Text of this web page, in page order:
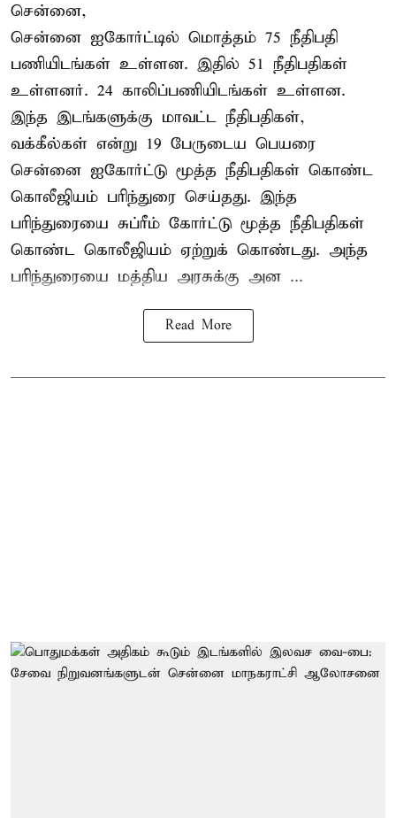
சென்னை,
சென்னை ஐகோர்ட்டில் மொத்தம் 75 நீதிபதி
பணியிடங்கள் உள்ளன. இதில் 51 நீதிபதிகள்
உள்ளனர். 24 காலிப்பணியிடங்கள் உள்ளன.
இந்த இடங்களுக்கு மாவட்ட நீதிபதிகள்,
வக்கீல்கள் என்று 19 பேருடைய பெயரை
சென்னை ஐகோர்ட்டு மூத்த நீதிபதிகள் கொண்ட
கொலீஜியம் பரிந்துரை செய்தது. இந்த
பரிந்துரையை சுப்ரீம் கோர்ட்டு மூத்த நீதிபதிகள்
கொண்ட கொலீஜியம் ஏற்றுக் கொண்டது. அந்த
பரிந்துரையை மத்திய அரசுக்கு அன ...
Read More